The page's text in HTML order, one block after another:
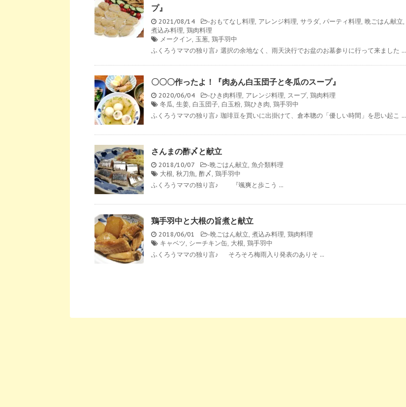
プ』
2021/08/14 -おもてなし料理, アレンジ料理, サラダ, パーティ料理, 晩ごはん献立,
煮込み料理, 鶏肉料理
メークイン, 玉葱, 鶏手羽中
ふくろうママの独り言♪ 選択の余地なく、雨天決行でお盆のお墓参りに行って来ました ...
〇〇〇作ったよ！『肉あん白玉団子と冬瓜のスープ』
2020/06/04 -ひき肉料理, アレンジ料理, スープ, 鶏肉料理
冬瓜, 生姜, 白玉団子, 白玉粉, 鶏ひき肉, 鶏手羽中
ふくろうママの独り言♪ 珈琲豆を買いに出掛けて、倉本聰の「優しい時間」を思い起こ ...
さんまの酢〆と献立
2018/10/07 -晩ごはん献立, 魚介類料理
大根, 秋刀魚, 酢〆, 鶏手羽中
ふくろうママの独り言♪ 『颯爽と歩こう ...
鶏手羽中と大根の旨煮と献立
2018/06/01 -晩ごはん献立, 煮込み料理, 鶏肉料理
キャベツ, シーチキン缶, 大根, 鶏手羽中
ふくろうママの独り言♪ そろそろ梅雨入り発表のありそ ...